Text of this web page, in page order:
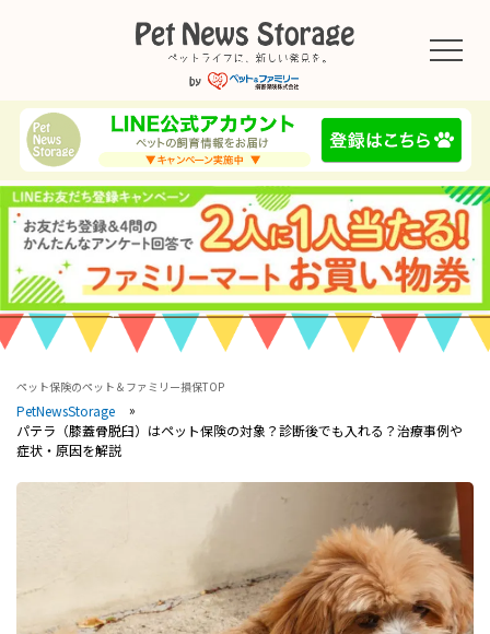
ペット保険のペット＆ファミリー損保TOP
PetNewsStorage
パテラ（膝蓋骨脱臼）はペット保険の対象？診断後でも入れる？治療事例や
症状・原因を解説